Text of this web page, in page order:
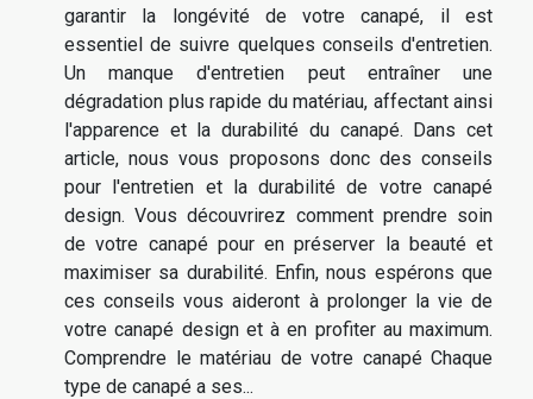
garantir la longévité de votre canapé, il est
essentiel de suivre quelques conseils d'entretien.
Un manque d'entretien peut entraîner une
dégradation plus rapide du matériau, affectant ainsi
l'apparence et la durabilité du canapé. Dans cet
article, nous vous proposons donc des conseils
pour l'entretien et la durabilité de votre canapé
design. Vous découvrirez comment prendre soin
de votre canapé pour en préserver la beauté et
maximiser sa durabilité. Enfin, nous espérons que
ces conseils vous aideront à prolonger la vie de
votre canapé design et à en profiter au maximum.
Comprendre le matériau de votre canapé Chaque
type de canapé a ses...